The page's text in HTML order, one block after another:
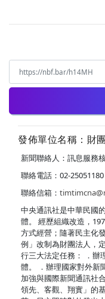
發佈單位名稱：財
新聞聯絡人：訊息服務
聯絡電話：02-25051180
聯絡信箱：
中央通訊社是中華民國
體。 經歷組織改造，
方式經營；隨著民主化
例」改制為財團法人，
行三大法定任務： ．辦
體。 ．辦理國家對外新
加強與國際新聞通訊社
領先、客觀、翔實」的